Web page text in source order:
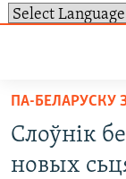
доступу
Перайсьці
да
галоўнага
УСЕ НАВІНЫ
ТОЛЬКІ НА
ПА-БЕЛАРУСКУ
Слоўнік
новых